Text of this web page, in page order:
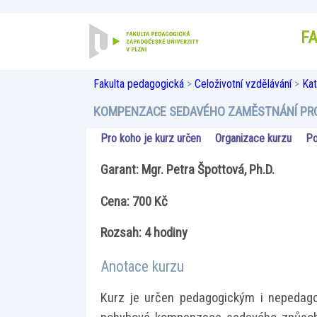
Fakulta pedagogická > Celoživotní vzdělávání>
KOMPENZACE SEDAVÉHO ZAMĚSTNÁNÍ
Pro koho je kurz určen Organizace kurzu
Garant: Mgr. Petra Špottová, Ph.D.
Cena: 700 Kč
Rozsah: 4 hodiny
Anotace kurzu
Kurz je určen pedagogickým i